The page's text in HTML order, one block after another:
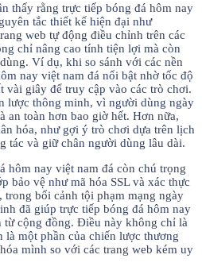
thấy rằng trực tiếp bóng đá hôm nay
tắc thiết kế hiện đại như
web tự động điều chỉnh trên các
chỉ nâng cao tính tiện lợi mà còn
Ví dụ, khi so sánh với các nền
nay việt nam đá nổi bật nhờ tốc độ
vài giây để truy cập vào các trò chơi.
lược thông minh, vì người dùng ngày
an toàn hơn bao giờ hết. Hơn nữa,
hóa, như gợi ý trò chơi dựa trên lịch
tác và giữ chân người dùng lâu dài.
hôm nay việt nam đá còn chú trọng
bảo vệ như mã hóa SSL và xác thực
bối cảnh tội phạm mạng ngày
đã giúp trực tiếp bóng đá hôm nay
cộng đồng. Điều này không chỉ là
là một phần của chiến lược thương
mình so với các trang web kém uy